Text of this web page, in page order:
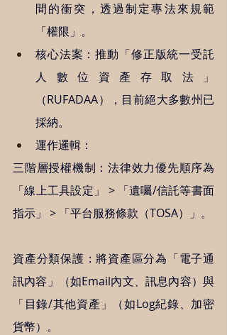
間的衝突，透過制定專法來規範
「權限」。
核心法案：推動「修正版統一受託
人數位資產存取法」
（RUFADAA），目前絕大多數州已
採納。
運作邏輯：
三階層授權機制：法律效力優先順序為
「線上工具設定」 > 「遺囑/信託等書面
指示」 > 「平台服務條款（TOSA）」。
資產分類保護：將資產區分為「電子通
訊內容」（如Email內文、訊息內容）與
「目錄/其他資產」（如Log紀錄、加密
貨幣）。